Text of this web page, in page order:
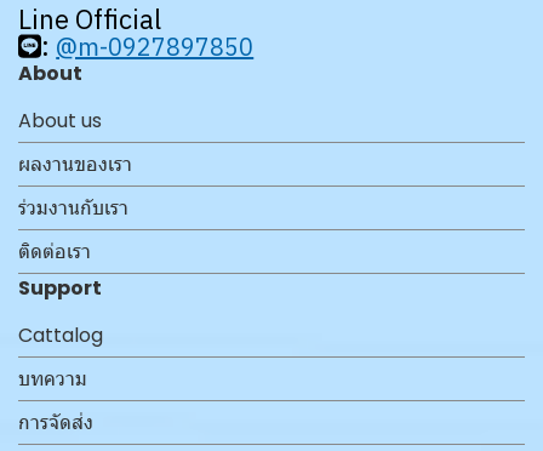
Line Official
: @m-0927897850
About
About us
ผลงานของเรา
ร่วมงานกับเรา
ติดต่อเรา
Support
Cattalog
บทความ
การจัดส่ง